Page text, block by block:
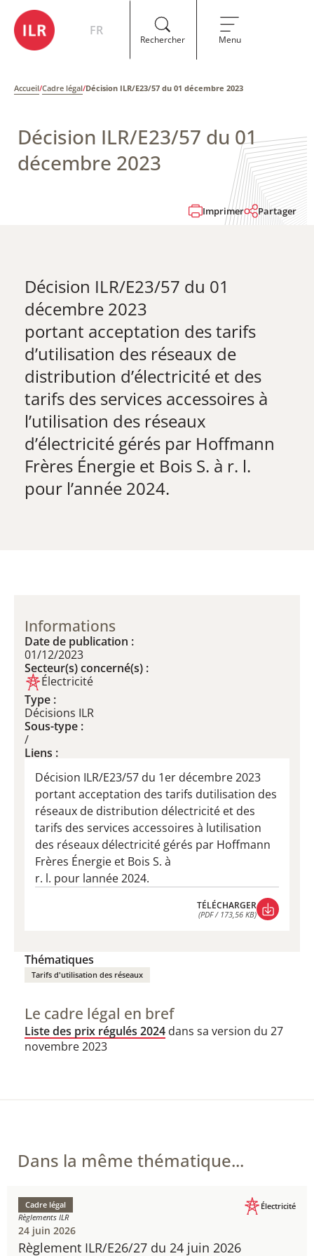
FR
Rechercher Menu
Accueil/Cadre légal/Décision ILR/E23/57 du 01 décembre 2023
Décision ILR/E23/57 du 01
décembre 2023
Imprimer Partager
Décision ILR/E23/57 du 01
décembre 2023
​portant acceptation des tarifs
d’utilisation des réseaux de
distribution d’électricité et des
tarifs des services accessoires à
l’utilisation des réseaux
d’électricité gérés par Hoffmann
Frères Énergie et Bois S. à r. l.
pour l’année 2024.
Informations
Date de publication :
01/12/2023
Secteur(s) concerné(s) :
Électricité
Type :
Décisions ILR
Sous-type :
/
Liens :
Décision ILR/E23/57 du 1er décembre 2023
portant acceptation des tarifs dutilisation des
réseaux de distribution délectricité et des
tarifs des services accessoires à lutilisation
des réseaux délectricité gérés par Hoffmann
Frères Énergie et Bois S. à
r. l. pour lannée 2024.
TÉLÉCHARGER
(PDF / 173,56 KB)
Thématiques
Tarifs d'utilisation des réseaux
Le cadre légal en bref
Liste des prix régulés 2024 dans sa version du 27
novembre 2023
Dans la même thématique...
Règlement ILR/E26/27 du 24 juin 2026
Cadre légal
Règlements ILR
Électricité
24 juin 2026